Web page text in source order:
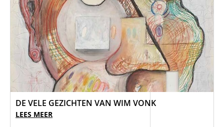
DE VELE GEZICHTEN VAN WIM VONK
LEES MEER